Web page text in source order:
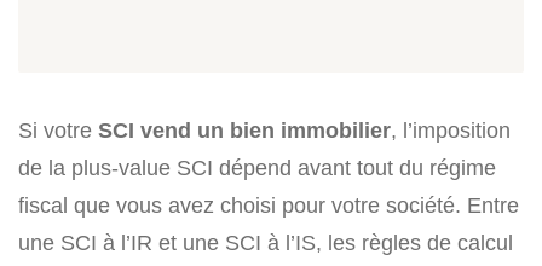
Si votre SCI vend un bien immobilier, l’imposition
de la plus-value SCI dépend avant tout du régime
fiscal que vous avez choisi pour votre société. Entre
une SCI à l’IR et une SCI à l’IS, les règles de calcul